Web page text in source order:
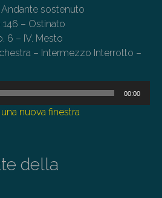
Andante sostenuto
– Ostinato
6 – IV. Mesto
– Intermezzo Interrotto –
00:00
nuova finestra
della